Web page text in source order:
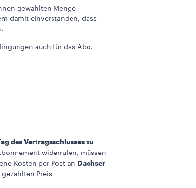
gewählten Menge
damit einverstanden, dass
auch für das Abo.
des Vertragsschlusses zu
widerrufen, müssen
Kosten per Post an
Dachser
Preis.